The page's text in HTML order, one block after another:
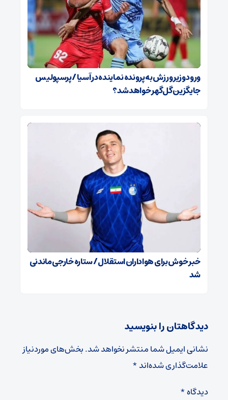
ورود وزیر ورزش به پرونده نماینده در آسیا / پرسپولیس
جایگزین گل‌گهر خواهد شد؟
خبر خوش برای هواداران استقلال / ستاره خارجی ماندنی
شد
دیدگاهتان را بنویسید
نشانی ایمیل شما منتشر نخواهد شد.بخش‌های موردنیاز
علامت‌گذاری شده‌اند*
دیدگاه*